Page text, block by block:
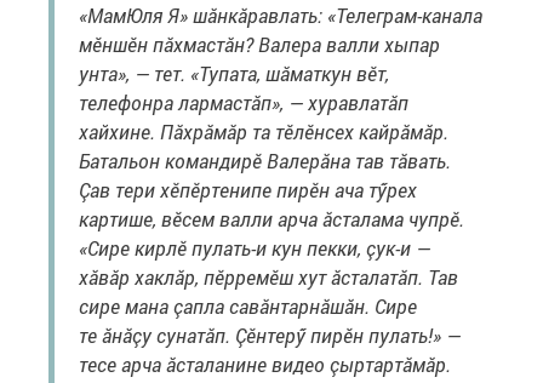
«МамЮля Я» шăнкăравлать: «Телеграм-канала
мӗншӗн пăхмастăн? Валера валли хыпар
унта», — тет. «Тупата, шăматкун вӗт,
телефонра лармастăп», — хуравлатăп
хайхине. Пăхрăмăр та тӗлӗнсех кайрăмăр.
Батальон командирӗ Валерăна тав тăвать.
Çав тери хӗпӗртенипе пирӗн ача тӳрех
картише, вӗсем валли арча ăсталама чупрӗ.
«Сире кирлӗ пулать-и кун пекки, çук-и —
хăвăр хаклăр, пӗрремӗш хут ăсталатăп. Тав
сире мана çапла савăнтарнăшăн. Сире
те ăнăçу сунатăп. Çӗнтерӳ пирӗн пулать!» —
тесе арча ăсталанине видео çыртартăмăр.